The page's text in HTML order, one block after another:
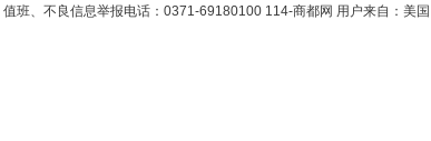
值班、不良信息举报电话：0371-69180100 114-商都网 用户来自：美国